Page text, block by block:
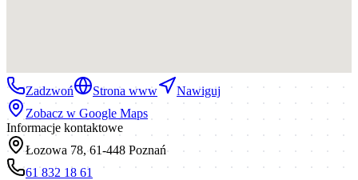
Zadzwoń Strona www
Nawiguj
Zobacz w Google Maps
Informacje kontaktowe
Łozowa 78, 61-448 Poznań
61 832 18 61